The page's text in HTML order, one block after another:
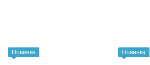
Новинка Новинка